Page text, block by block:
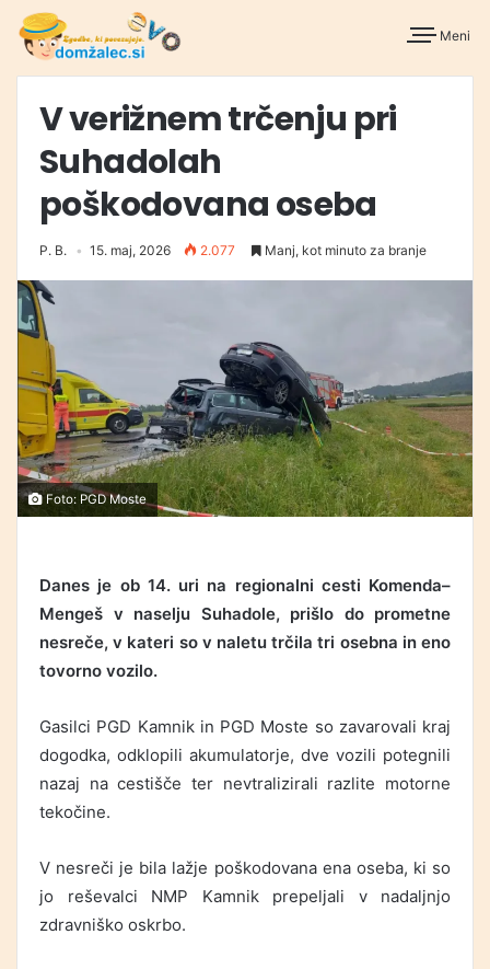
Meni
V verižnem trčenju pri
Suhadolah
poškodovana oseba
P. B. 15. maj, 2026 2.077 Manj, kot minuto za branje
Foto: PGD Moste
Danes je ob 14. uri na regionalni cesti Komenda–
Mengeš v naselju Suhadole, prišlo do prometne
nesreče, v kateri so v naletu trčila tri osebna in eno
tovorno vozilo.
Gasilci PGD Kamnik in PGD Moste so zavarovali kraj
dogodka, odklopili akumulatorje, dve vozili potegnili
nazaj na cestišče ter nevtralizirali razlite motorne
tekočine.
V nesreči je bila lažje poškodovana ena oseba, ki so
jo reševalci NMP Kamnik prepeljali v nadaljnjo
zdravniško oskrbo.